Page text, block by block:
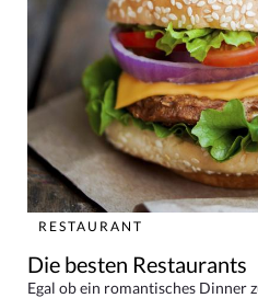
RESTAURANT
Die besten Restaurants
Egal ob ein romantisches Dinner